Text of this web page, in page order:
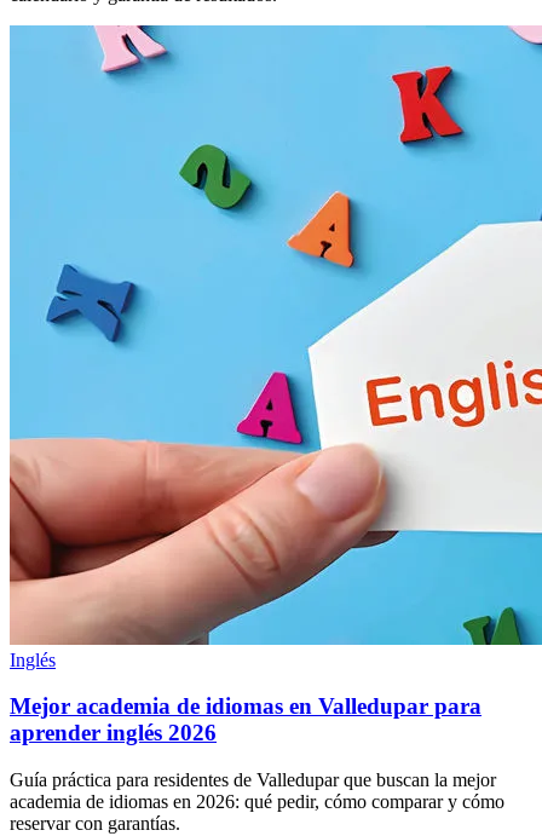
Inglés
Mejor academia de idiomas en Valledupar para
aprender inglés 2026
Guía práctica para residentes de Valledupar que buscan la mejor
academia de idiomas en 2026: qué pedir, cómo comparar y cómo
reservar con garantías.